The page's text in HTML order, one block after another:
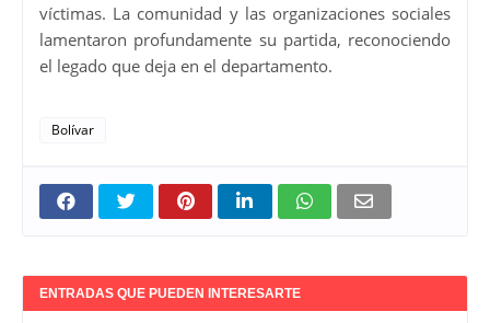
víctimas. La comunidad y las organizaciones sociales
lamentaron profundamente su partida, reconociendo
el legado que deja en el departamento.
Bolívar
ENTRADAS QUE PUEDEN INTERESARTE